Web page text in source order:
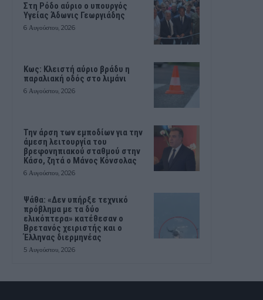
Στη Ρόδο αύριο ο υπουργός
Υγείας Άδωνις Γεωργιάδης
6 Αυγούστου, 2026
Κως: Κλειστή αύριο βράδυ η
παραλιακή οδός στο λιμάνι
6 Αυγούστου, 2026
Την άρση των εμποδίων για την
άμεση λειτουργία του
βρεφονηπιακού σταθμού στην
Κάσο, ζητά ο Μάνος Κόνσολας
6 Αυγούστου, 2026
Ψάθα: «Δεν υπήρξε τεχνικό
πρόβλημα με τα δύο
ελικόπτερα» κατέθεσαν ο
Βρετανός χειριστής και ο
Έλληνας διερμηνέας
5 Αυγούστου, 2026